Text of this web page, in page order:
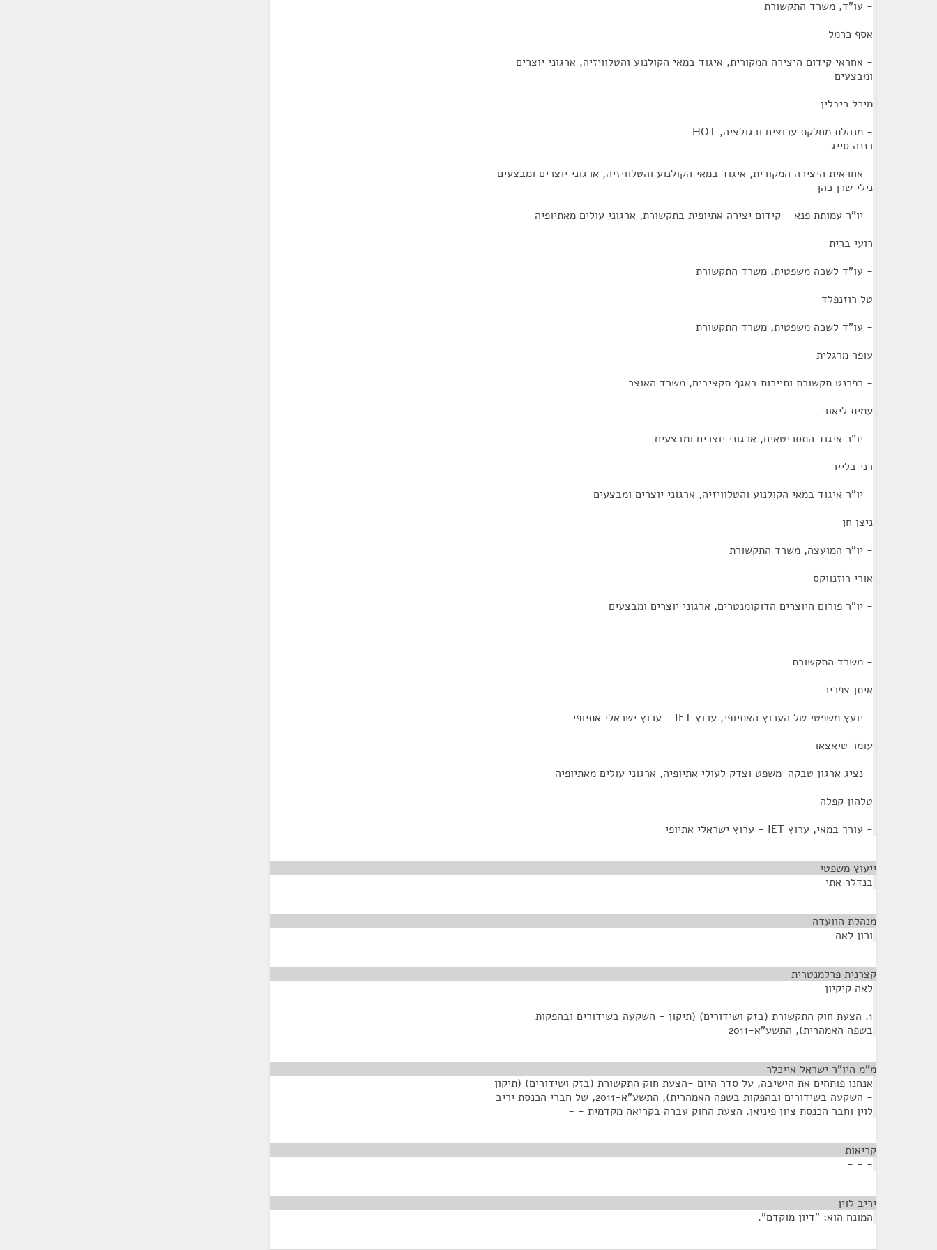
- עו"ד, משרד התקשורת
אסף כרמל
- אחראי קידום היצירה המקורית, איגוד במאי הקולנוע והטלוויזיה, ארגוני יוצרים
ומבצעים
מיכל ריבלין
- מנהלת מחלקת ערוצים ורגולציה, HOT
רננה סייג
- אחראית היצירה המקורית, איגוד במאי הקולנוע והטלוויזיה, ארגוני יוצרים ומבצעים
נילי שרן כהן
- יו"ר עמותת פנא - קידום יצירה אתיופית בתקשורת, ארגוני עולים מאתיופיה
רועי ברית
- עו"ד לשכה משפטית, משרד התקשורת
טל רוזנפלד
- עו"ד לשכה משפטית, משרד התקשורת
עופר מרגלית
- רפרנט תקשורת ותיירות באגף תקציבים, משרד האוצר
עמית ליאור
- יו"ר איגוד התסריטאים, ארגוני יוצרים ומבצעים
רני בלייר
- יו"ר איגוד במאי הקולנוע והטלוויזיה, ארגוני יוצרים ומבצעים
ניצן חן
- יו"ר המועצה, משרד התקשורת
אורי רוזנווקס
- יו"ר פורום היוצרים הדוקומנטרים, ארגוני יוצרים ומבצעים
- משרד התקשורת
איתן צפריר
- יועץ משפטי של הערוץ האתיופי, ערוץ IET - ערוץ ישראלי אתיופי
עומר טיאצאו
- נציג ארגון טבקה-משפט וצדק לעולי אתיופיה, ארגוני עולים מאתיופיה
טלהון קפלה
- עורך במאי, ערוץ IET - ערוץ ישראלי אתיופי
ייעוץ משפטי
בנדלר אתי
מנהלת הוועדה
ורון לאה
קצרנית פרלמנטרית
לאה קיקיון
1. הצעת חוק התקשורת (בזק ושידורים) (תיקון - השקעה בשידורים ובהפקות
בשפה האמהרית), התשע"א-2011
מ"מ היו"ר ישראל אייכלר
אנחנו פותחים את הישיבה, על סדר היום -הצעת חוק התקשורת (בזק ושידורים) (תיקון
- השקעה בשידורים ובהפקות בשפה האמהרית), התשע"א-2011, של חברי הכנסת יריב
לוין וחבר הכנסת ציון פיניאן. הצעת החוק עברה בקריאה מקדמית - -
קריאות
- - -
יריב לוין
המונח הוא: "דיון מוקדם".